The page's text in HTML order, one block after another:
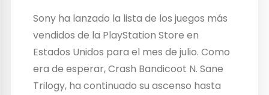
Sony ha lanzado la lista de los juegos más
vendidos de la PlayStation Store en
Estados Unidos para el mes de julio. Como
era de esperar, Crash Bandicoot N. Sane
Trilogy, ha continuado su ascenso hasta